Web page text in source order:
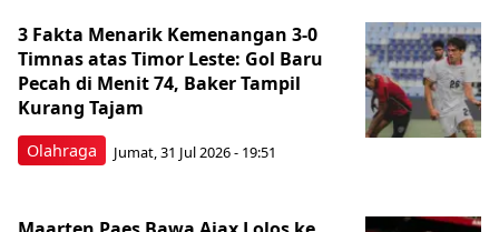
Olahraga
3 Fakta Menarik Kemenangan 3-0
Timnas atas Timor Leste: Gol Baru
Pecah di Menit 74, Baker Tampil
Kurang Tajam
Jumat, 31 Jul 2026 - 19:51